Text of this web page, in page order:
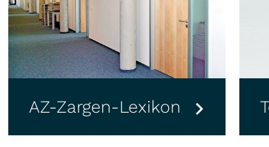
Wandbündige Zargen